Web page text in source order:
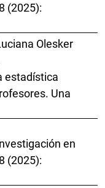
(2025):
Olesker
estadística
Una
en
(2025):